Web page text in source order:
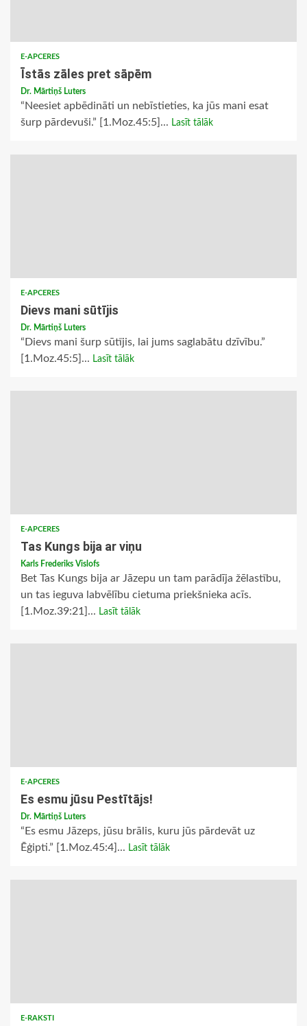
E-APCERES
Īstās zāles pret sāpēm
Dr. Mārtiņš Luters
“Neesiet apbēdināti un nebīstieties, ka jūs mani esat
šurp pārdevuši.” [1.Moz.45:5]... Lasīt tālāk
E-APCERES
Dievs mani sūtījis
Dr. Mārtiņš Luters
“Dievs mani šurp sūtījis, lai jums saglabātu dzīvību.”
[1.Moz.45:5]... Lasīt tālāk
E-APCERES
Tas Kungs bija ar viņu
Karls Frederiks Vislofs
Bet Tas Kungs bija ar Jāzepu un tam parādīja žēlastību,
un tas ieguva labvēlību cietuma priekšnieka acīs.
[1.Moz.39:21]... Lasīt tālāk
E-APCERES
Es esmu jūsu Pestītājs!
Dr. Mārtiņš Luters
“Es esmu Jāzeps, jūsu brālis, kuru jūs pārdevāt uz
Ēģipti.” [1.Moz.45:4]... Lasīt tālāk
E-RAKSTI